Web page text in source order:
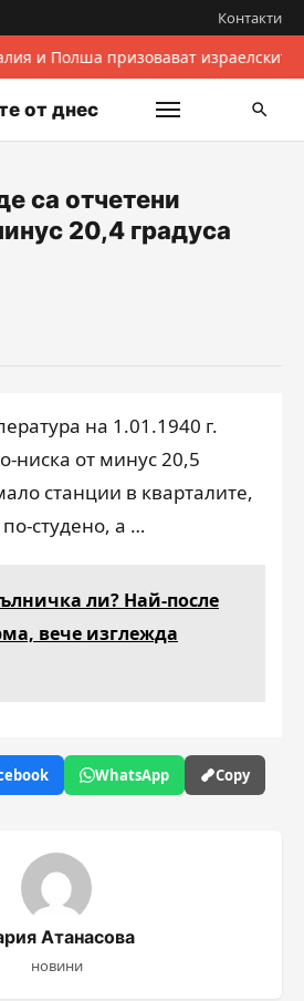
Контакти
и Полша призовават
от днес
са отчетени
20,4 градуса
на 1.01.1940 г.
ниска от минус 20,5
станции в кварталите,
студено, а …
ли? Най-после
вече изглежда
WhatsApp Copy
Атанасова
новини